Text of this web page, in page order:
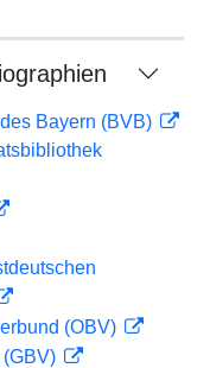
Bayern (BVB)
(OBV)